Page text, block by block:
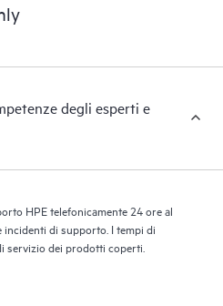
di tali prodotti. Con i nuovi
di supporto, nonché accedere
accedere a risorse HPE utili
e l’ottimizzazione delle
degli esperti e
HPE telefonicamente 24 ore al
di supporto. I tempi di
servizio dei prodotti coperti.